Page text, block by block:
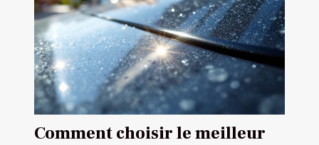
Comment choisir le meilleur